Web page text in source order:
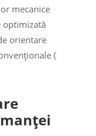
mecanice
optimizată
orientare
(